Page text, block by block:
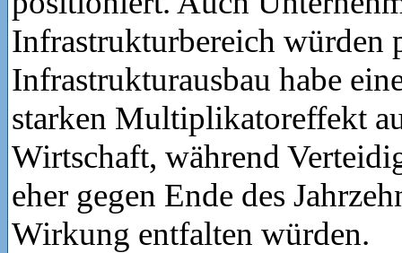
Infrastrukturbereich würden
Infrastrukturausbau habe
starken Multiplikatoreffekt
Wirtschaft, während
eher gegen Ende des
Wirkung entfalten würden.